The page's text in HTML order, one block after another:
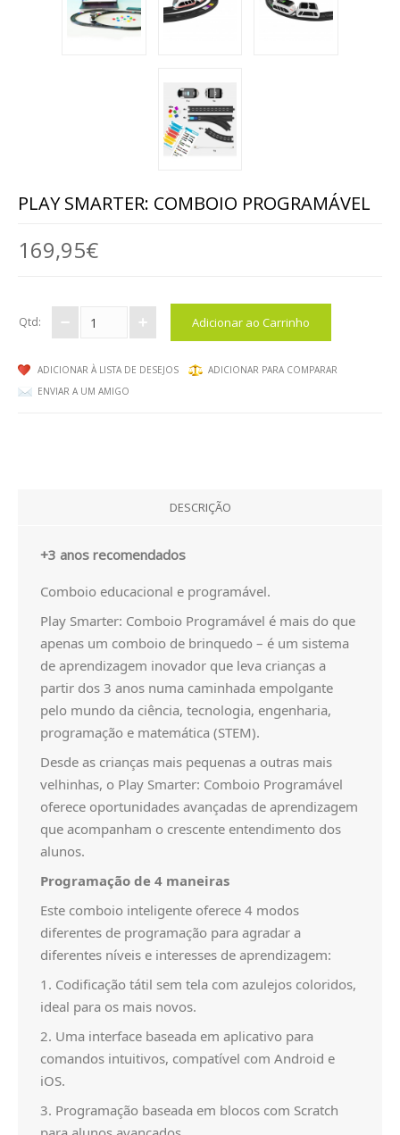
MESAS
ARRUMAÇÃO, ORGANIZAÇÃO...
MOBILIÁRIO EM ESPUMA
EXPRESSÃO FÍSICA E MOTORA
EXPRESSÃO ARTÍSTICA
PACKS / LIVROS
CATÁLOGOS
CONTACTOS
PLAY SMARTER: COMBOIO PROGRAMÁVEL
169,95€
Qtd:
ADICIONAR À LISTA DE DESEJOS
ADICIONAR PARA COMPARAR
ENVIAR A UM AMIGO
DESCRIÇÃO
+3 anos recomendados
Comboio educacional e programável.
Play Smarter: Comboio Programável é mais do que
apenas um comboio de brinquedo – é um sistema
de aprendizagem inovador que leva crianças a
partir dos 3 anos numa caminhada empolgante
pelo mundo da ciência, tecnologia, engenharia,
programação e matemática (STEM).
Desde as crianças mais pequenas a outras mais
velhinhas, o Play Smarter: Comboio Programável
oferece oportunidades avançadas de aprendizagem
que acompanham o crescente entendimento dos
alunos.
Programação de 4 maneiras
Este comboio inteligente oferece 4 modos
diferentes de programação para agradar a
diferentes níveis e interesses de aprendizagem:
1. Codificação tátil sem tela com azulejos coloridos,
ideal para os mais novos.
2. Uma interface baseada em aplicativo para
comandos intuitivos, compatível com Android e
iOS.
3. Programação baseada em blocos com Scratch